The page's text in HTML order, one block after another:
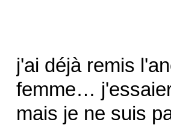
j'ai déjà remis
femme…
mais je ne suis